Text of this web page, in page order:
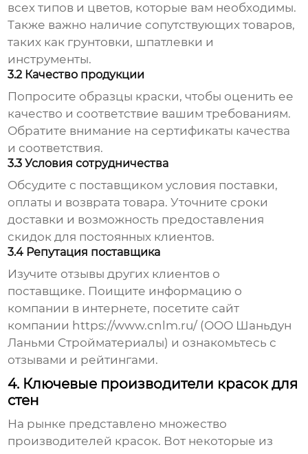
всех типов и цветов, которые вам необходимы.
Также важно наличие сопутствующих товаров,
таких как грунтовки, шпатлевки и
инструменты.
3.2 Качество продукции
Попросите образцы краски, чтобы оценить ее
качество и соответствие вашим требованиям.
Обратите внимание на сертификаты качества
и соответствия.
3.3 Условия сотрудничества
Обсудите с поставщиком условия поставки,
оплаты и возврата товара. Уточните сроки
доставки и возможность предоставления
скидок для постоянных клиентов.
3.4 Репутация поставщика
Изучите отзывы других клиентов о
поставщике. Поищите информацию о
компании в интернете, посетите сайт
компании https://www.cnlm.ru/ (ООО Шаньдун
Ланьми Стройматериалы) и ознакомьтесь с
отзывами и рейтингами.
4. Ключевые производители красок для
стен
На рынке представлено множество
производителей красок. Вот некоторые из